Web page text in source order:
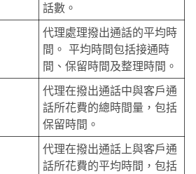
話數。
代理處理撥出通話的平均時
間。 平均時間包括接通時
間、保留時間及整理時間。
代理在撥出通話中與客戶通
話所花費的總時間量，包括
保留時間。
代理在撥出通話上與客戶通
話所花費的平均時間，包括